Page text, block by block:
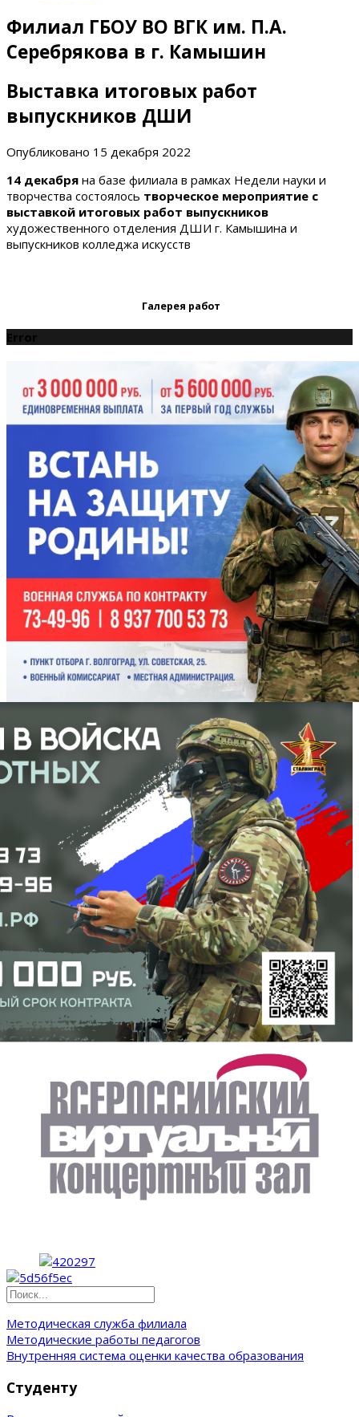
Филиал ГБОУ ВО ВГК им. П.А.
Серебрякова в г. Камышин
Выставка итоговых работ
выпускников ДШИ
Опубликовано 15 декабря 2022
14 декабря на базе филиала в рамках Недели науки и
творчества состоялось творческое мероприятие с
выставкой итоговых работ выпускников
художественного отделения ДШИ г. Камышина и
выпускников колледжа искусств
Галерея работ
Error
Методическая служба филиала
Методические работы педагогов
Внутренняя система оценки качества образования
Студенту